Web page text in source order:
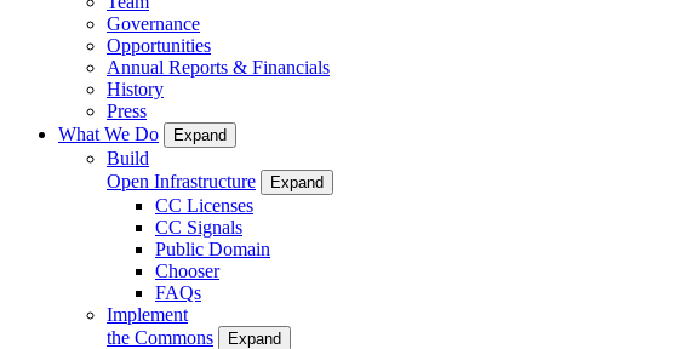
Governance
Opportunities
Annual Reports & Financials
History
Press
What We Do
Expand
Build
Open Infrastructure
Expand
CC Licenses
CC Signals
Public Domain
Chooser
FAQs
Implement
the Commons
Expand